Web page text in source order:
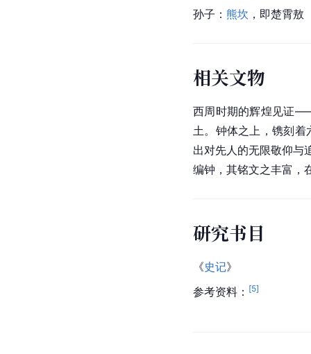
孙子： 熊坎 ，即楚霄敖
相关文物
西周时期的辉煌见证
土。钟体之上，镌刻
出对先人的无限敬仰与
编钟，其铭文之丰富，
研究书目
《史记》
参考资料： [5]